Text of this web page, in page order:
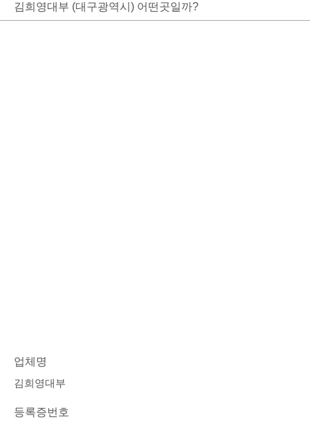
김희영대부 (대구광역시) 어떤곳일까?
업체명
김희영대부
등록증번호